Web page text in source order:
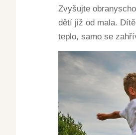
Zvyšujte
dětí již od mala.
teplo, samo se